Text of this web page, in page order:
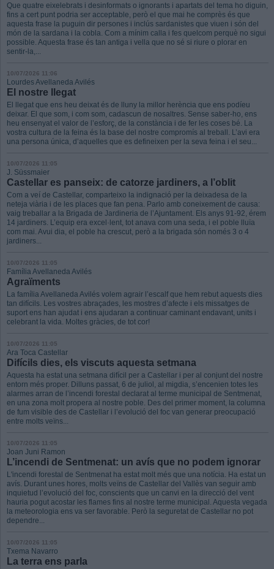
Que quatre eixelebrats i desinformats o ignorants i apartats del tema ho diguin,
fins a cert punt podria ser acceptable, però el que mai he comprès és que
aquesta frase la puguin dir persones i inclús sardanistes que viuen i són del
món de la sardana i la cobla. Com a mínim calla i fes quelcom perquè no sigui
possible. Aquesta frase és tan antiga i vella que no sé si riure o plorar en
sentir-la,...
10/07/2026 11:06
Lourdes Avellaneda Avilés
El nostre llegat
El llegat que ens heu deixat és de lluny la millor herència que ens podíeu
deixar. El que som, i com som, cadascun de nosaltres. Sense saber-ho, ens
heu ensenyat el valor de l’esforç, de la constància i de fer les coses bé. La
vostra cultura de la feina és la base del nostre compromís al treball. L’avi era
una persona única, d’aquelles que es defineixen per la seva feina i el seu...
10/07/2026 11:05
J. Süssmaier
Castellar es panseix: de catorze jardiners, a l’oblit
Com a veí de Castellar, comparteixo la indignació per la deixadesa de la
neteja viària i de les places que fan pena. Parlo amb coneixement de causa:
vaig treballar a la Brigada de Jardineria de l’Ajuntament. Els anys 91-92, érem
14 jardiners. L’equip era excel·lent, tot anava com una seda, i el poble lluïa
com mai. Avui dia, el poble ha crescut, però a la brigada són només 3 o 4
jardiners...
10/07/2026 11:05
Família Avellaneda Avilés
Agraïments
La família Avellaneda Avilés volem agrair l’escalf que hem rebut aquests dies
tan difícils. Les vostres abraçades, les mostres d’afecte i els missatges de
suport ens han ajudat i ens ajudaran a continuar caminant endavant, units i
celebrant la vida. Moltes gràcies, de tot cor!
10/07/2026 11:05
Ara Toca Castellar
Difícils dies, els viscuts aquesta setmana
Aquesta ha estat una setmana difícil per a Castellar i per al conjunt del nostre
entorn més proper. Dilluns passat, 6 de juliol, al migdia, s’encenien totes les
alarmes arran de l’incendi forestal declarat al terme municipal de Sentmenat,
en una zona molt propera al nostre poble. Des del primer moment, la columna
de fum visible des de Castellar i l’evolució del foc van generar preocupació
entre molts veïns...
10/07/2026 11:05
Joan Juni Ramon
L’incendi de Sentmenat: un avís que no podem ignorar
L'incendi forestal de Sentmenat ha estat molt més que una notícia. Ha estat un
avís. Durant unes hores, molts veïns de Castellar del Vallès van seguir amb
inquietud l’evolució del foc, conscients que un canvi en la direcció del vent
hauria pogut acostar les flames fins al nostre terme municipal. Aquesta vegada
la meteorologia ens va ser favorable. Però la seguretat de Castellar no pot
dependre...
10/07/2026 11:05
Txema Navarro
La terra ens parla